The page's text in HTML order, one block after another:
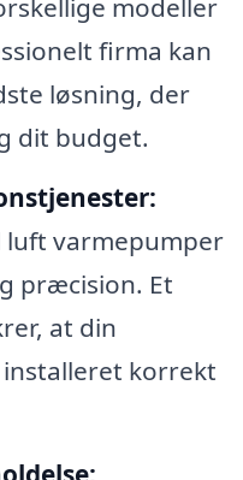
modeller
firma kan
løsning, der
dit budget.
varmepumper
præcision. Et
at din
korrekt